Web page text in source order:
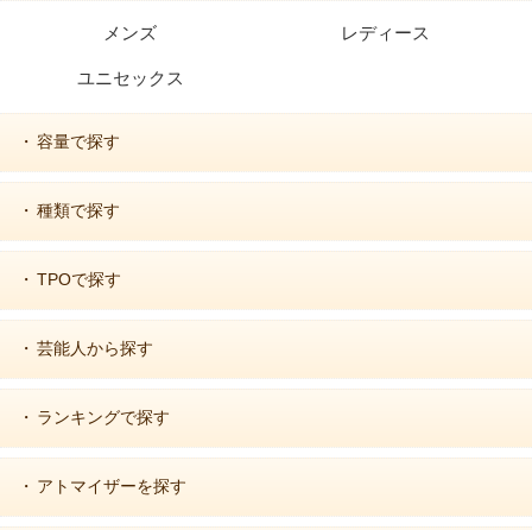
メンズ レディース
ユニセックス
・ 容量で探す
・ 種類で探す
・ TPOで探す
・ 芸能人から探す
・ ランキングで探す
・ アトマイザーを探す